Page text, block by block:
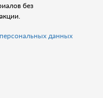
без
данных